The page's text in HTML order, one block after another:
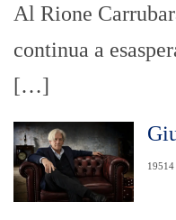
Al Rione
continua a
[…]
19514